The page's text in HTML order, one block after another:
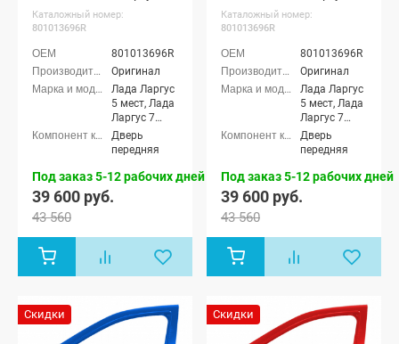
(Огненно-красный 124)
Каталожный номер:
801013696R
801013696R
Оригинал
Лада Ларгус
5 мест, Лада
Ларгус 7
мест, Лада
Ларгус
мест, Лада
Кросс 7 мест
Дверь
передняя
Под заказ 5-12 рабочих дней
39 600 руб.
43 560
(Ледниковый 221)
Каталожный номер:
801013696R
801013696R
Оригинал
Лада Ларгус
5 мест, Лада
Ларгус 7
мест, Лада
Ларгус
мест, Лада
Кросс 7 мест
Дверь
передняя
Под заказ 5-12 рабочих дней
39 600 руб.
43 560
Скидки Скидки